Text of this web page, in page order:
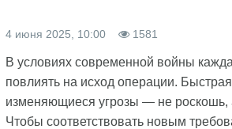
4 июня 2025, 10:00 1581
В условиях современной войны
повлиять на исход операции.
изменяющиеся угрозы — не роскошь,
Чтобы соответствовать новым